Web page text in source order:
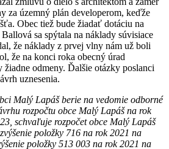
za územný plán developerom, keďže
Obec tiež bude žiadať dotáciu na
sa spýtala na náklady súvisiace
že náklady z prvej vlny nám už boli
že na konci roka obecný úrad
odmeny. Ďalšie otázky poslanci
uznesenia.
Malý Lapáš berie na vedomie odborné
rozpočtu obce Malý Lapáš na rok
schvaľuje rozpočet obce Malý Lapáš
položky 716 na rok 2021 na
položky 513 003 na rok 2021 na